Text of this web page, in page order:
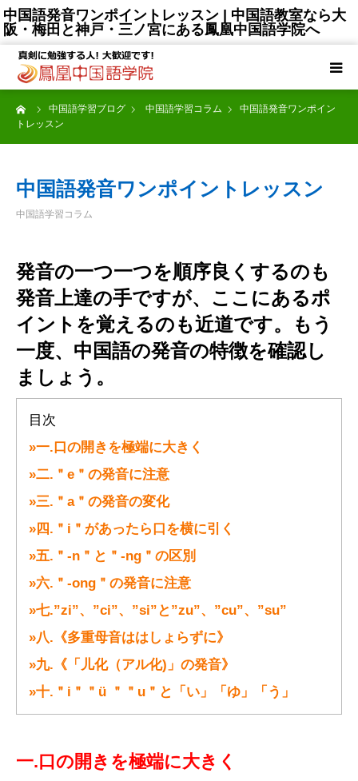
中国語発音ワンポイントレッスン | 中国語教室なら大
阪・梅田と神戸・三ノ宮にある鳳凰中国語学院へ
中国語学習ブログ 中国語学習コラム
中国語発音ワンポイン
トレッスン
中国語発音ワンポイントレッスン
中国語学習コラム
発音の一つ一つを順序良くするのも
発音上達の手ですが、ここにあるポ
イントを覚えるのも近道です。もう
一度、中国語の発音の特徴を確認し
ましょう。
目次
»一.口の開きを極端に大きく
»二.＂e＂の発音に注意
»三.＂a＂の発音の変化
»四.＂i＂があったら口を横に引く
»五.＂-n＂と＂-ng＂の区別
»六.＂-ong＂の発音に注意
»七.”zi”、”ci”、”si”と”zu”、”cu”、”su”
»八.《多重母音ははしょらずに》
»九.《「儿化（アル化)」の発音》
»十.＂i＂＂ü ＂＂u＂と「い」「ゆ」「う」
一.口の開きを極端に大きく
TOP
選ばれる理由
受講生の声
大阪梅田校
神戸三宮校
お問い合せ